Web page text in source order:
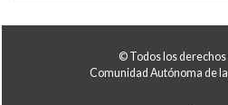
© Todos los
Comunidad Autónoma de